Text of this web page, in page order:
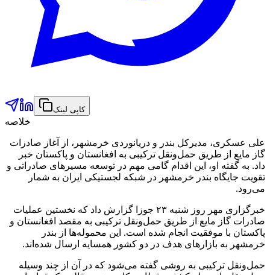
کاپی لینک
خلاصه
علی عسکری، مدیرکل بندر و دریانوردی خرمشهر، از آغاز صادرات
گاز مایع از طریق حمل‌ونقل ترکیبی به افغانستان و پاکستان خبر
داد. به گفته او، این اقدام گامی مهم در توسعه مسیرهای صادراتی و
تقویت جایگاه بندر خرمشهر در شبکه لجستیکی ایران به شمار
می‌رود.
خبرگزاری مهر روز شنبه ۲۳ جوزا گزارش داد که نخستین عملیات
صادرات گاز مایع از طریق حمل‌ونقل ترکیبی به مقصد افغانستان و
پاکستان با موفقیت انجام شده است. این محموله‌ها از بندر
خرمشهر به بازارهای هدف در دو کشور همسایه ارسال شده‌اند.
حمل‌ونقل ترکیبی به روشی گفته می‌شود که در آن از چند وسیله